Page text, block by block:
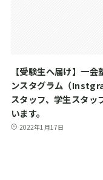
【受験生へ届け】一
ンスタグラム（
スタッフ、学生スタッ
います。
2022年1月17日